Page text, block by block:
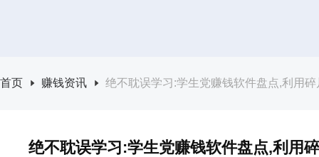
首页 赚钱资讯 绝不耽误学习:学生党赚钱软件盘点,利用
绝不耽误学习:学生党赚钱软件盘点,利用